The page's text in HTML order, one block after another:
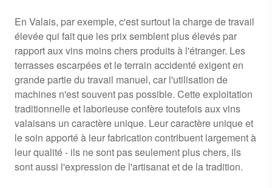
En Valais, par exemple, c'est surtout la charge de travail
élevée qui fait que les prix semblent plus élevés par
rapport aux vins moins chers produits à l'étranger. Les
terrasses escarpées et le terrain accidenté exigent en
grande partie du travail manuel, car l'utilisation de
machines n'est souvent pas possible. Cette exploitation
traditionnelle et laborieuse confère toutefois aux vins
valaisans un caractère unique. Leur caractère unique et
le soin apporté à leur fabrication contribuent largement à
leur qualité - ils ne sont pas seulement plus chers, ils
sont aussi l'expression de l'artisanat et de la tradition.